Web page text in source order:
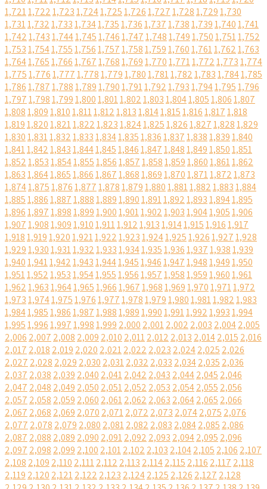
1,7211,7221,7231,7241,7251,7261,7271,7281,7291,730
1,7311,7321,7331,7341,7351,7361,7371,7381,7391,7401,741
1,7421,7431,7441,7451,7461,7471,7481,7491,7501,7511,752
1,7531,7541,7551,7561,7571,7581,7591,7601,7611,7621,763
1,7641,7651,7661,7671,7681,7691,7701,7711,7721,7731,774
1,7751,7761,7771,7781,7791,7801,7811,7821,7831,7841,785
1,7861,7871,7881,7891,7901,7911,7921,7931,7941,7951,796
1,7971,7981,7991,8001,8011,8021,8031,8041,8051,8061,807
1,8081,8091,8101,8111,8121,8131,8141,8151,8161,8171,818
1,8191,8201,8211,8221,8231,8241,8251,8261,8271,8281,829
1,8301,8311,8321,8331,8341,8351,8361,8371,8381,8391,840
1,8411,8421,8431,8441,8451,8461,8471,8481,8491,8501,851
1,8521,8531,8541,8551,8561,8571,8581,8591,8601,8611,862
1,8631,8641,8651,8661,8671,8681,8691,8701,8711,8721,873
1,8741,8751,8761,8771,8781,8791,8801,8811,8821,8831,884
1,8851,8861,8871,8881,8891,8901,8911,8921,8931,8941,895
1,8961,8971,8981,8991,9001,9011,9021,9031,9041,9051,906
1,9071,9081,9091,9101,9111,9121,9131,9141,9151,9161,917
1,9181,9191,9201,9211,9221,9231,9241,9251,9261,9271,928
1,9291,9301,9311,9321,9331,9341,9351,9361,9371,9381,939
1,9401,9411,9421,9431,9441,9451,9461,9471,9481,9491,950
1,9511,9521,9531,9541,9551,9561,9571,9581,9591,9601,961
1,9621,9631,9641,9651,9661,9671,9681,9691,9701,9711,972
1,9731,9741,9751,9761,9771,9781,9791,9801,9811,9821,983
1,9841,9851,9861,9871,9881,9891,9901,9911,9921,9931,994
1,9951,9961,9971,9981,999 2,000 2,0012,002 2,003 2,0042,005
2,006 2,007 2,008 2,009 2,010 2,0112,012 2,013 2,0142,015 2,016
2,017 2,018 2,019 2,020 2,0212,022 2,023 2,0242,025 2,026
2,027 2,028 2,029 2,030 2,0312,032 2,033 2,0342,035 2,036
2,037 2,038 2,039 2,040 2,0412,042 2,043 2,0442,045 2,046
2,047 2,048 2,049 2,050 2,0512,052 2,053 2,0542,055 2,056
2,057 2,058 2,059 2,060 2,0612,062 2,063 2,0642,065 2,066
2,067 2,068 2,069 2,070 2,0712,072 2,073 2,0742,075 2,076
2,077 2,078 2,079 2,080 2,0812,082 2,083 2,0842,085 2,086
2,087 2,088 2,089 2,090 2,0912,092 2,093 2,0942,095 2,096
2,097 2,098 2,099 2,100 2,1012,102 2,103 2,1042,105 2,106 2,107
2,108 2,109 2,110 2,1112,112 2,113 2,1142,115 2,116 2,117 2,118
2,119 2,120 2,1212,122 2,123 2,1242,125 2,126 2,127 2,128